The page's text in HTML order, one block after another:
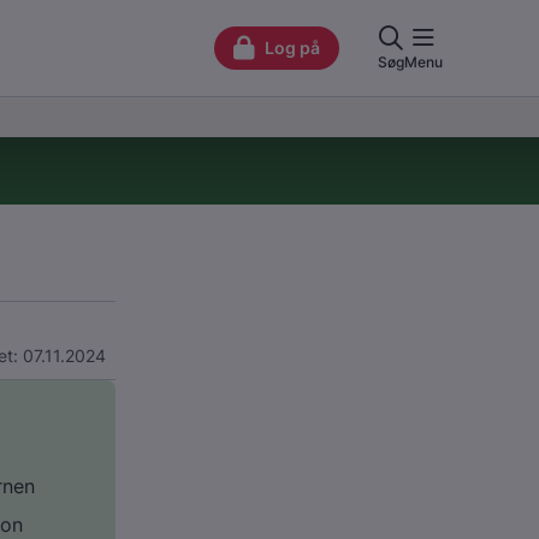
07.11.2024